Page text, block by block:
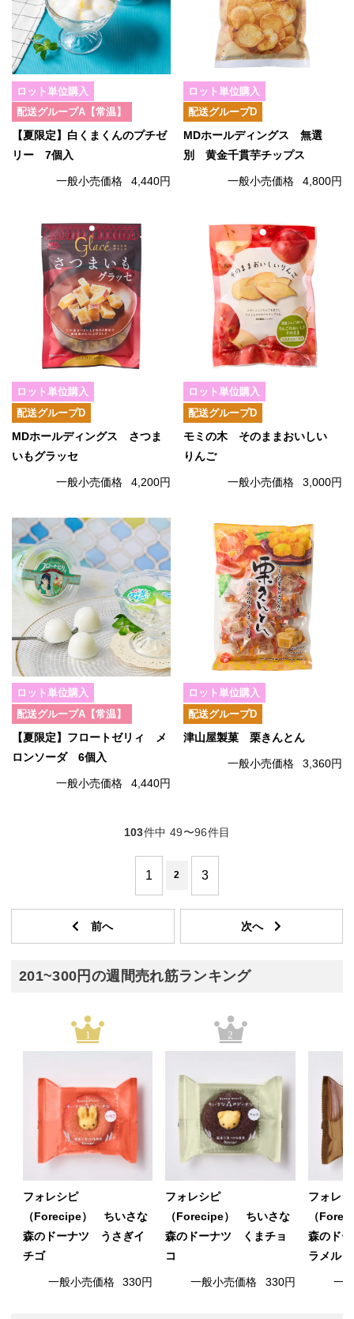
ロット単位購入
配送グループA【常温】
【夏限定】白くまくんのプチゼ
リー 7個入
一般小売価格 4,440円
ロット単位購入
配送グループD
MDホールディングス 無選
別 黄金千貫芋チップス
一般小売価格 4,800円
ロット単位購入
配送グループD
MDホールディングス さつま
いもグラッセ
一般小売価格 4,200円
ロット単位購入
配送グループD
モミの木 そのままおいしい
りんご
一般小売価格 3,000円
ロット単位購入
配送グループA【常温】
【夏限定】フロートゼリィ メ
ロンソーダ 6個入
一般小売価格 4,440円
ロット単位購入
配送グループD
津山屋製菓 栗きんとん
一般小売価格 3,360円
103件中 49〜96件目
1 2 3
201~300円の週間売れ筋ランキング
1
フォレシピ
（Forecipe） ちいさな
森のドーナツ うさぎイ
チゴ
一般小売価格 330円
2
フォレシピ
（Forecipe） ちいさな
森のドーナツ くまチョ
コ
一般小売価格 330円
フォレ
（
森のド
ラメル
一